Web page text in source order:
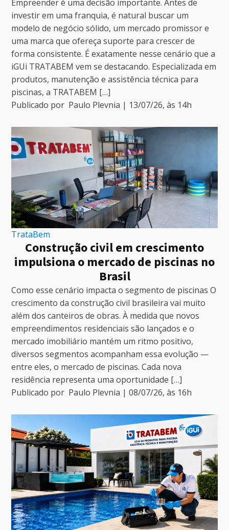
Empreender é uma decisão importante. Antes de
investir em uma franquia, é natural buscar um
modelo de negócio sólido, um mercado promissor e
uma marca que ofereça suporte para crescer de
forma consistente. É exatamente nesse cenário que a
iGUi TRATABEM vem se destacando. Especializada em
produtos, manutenção e assistência técnica para
piscinas, a TRATABEM […]
Publicado por Paulo Plevnia | 13/07/26, às 14h
TrataBem
Construção civil em crescimento
impulsiona o mercado de piscinas no
Brasil
Como esse cenário impacta o segmento de piscinas O
crescimento da construção civil brasileira vai muito
além dos canteiros de obras. À medida que novos
empreendimentos residenciais são lançados e o
mercado imobiliário mantém um ritmo positivo,
diversos segmentos acompanham essa evolução —
entre eles, o mercado de piscinas. Cada nova
residência representa uma oportunidade […]
Publicado por Paulo Plevnia |08/07/26, às 16h